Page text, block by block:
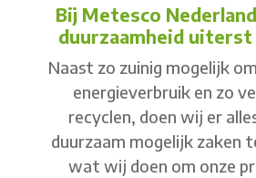
Bij Metesco
duurzaamheid
Naast zo zuinig mogelijk
energieverbruik en zo
recyclen, doen wij er
duurzaam mogelijk zaken
wat wij doen om onze